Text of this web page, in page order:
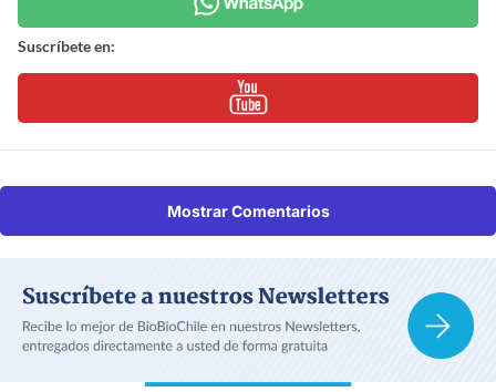
Suscríbete en:
Mostrar Comentarios